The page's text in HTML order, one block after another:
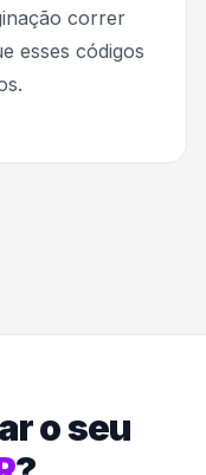
correr
esses códigos
o seu